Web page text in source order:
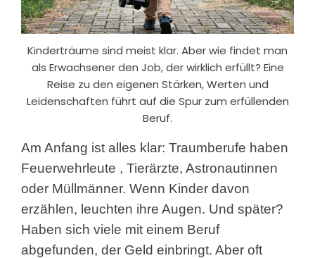
Kinderträume sind meist klar. Aber wie findet man
als Erwachsener den Job, der wirklich erfüllt? Eine
Reise zu den eigenen Stärken, Werten und
Leidenschaften führt auf die Spur zum erfüllenden
Beruf.
Am Anfang ist alles klar: Traumberufe haben
Feuerwehrleute , Tierärzte, Astronautinnen
oder Müllmänner. Wenn Kinder davon
erzählen, leuchten ihre Augen. Und später?
Haben sich viele mit einem Beruf
abgefunden, der Geld einbringt. Aber oft